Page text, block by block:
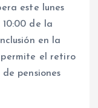
este lunes
de la
en la
el retiro
pensiones